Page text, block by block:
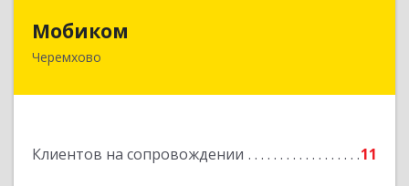
Мобиком
Черемхово
Клиентов на сопровождении 11